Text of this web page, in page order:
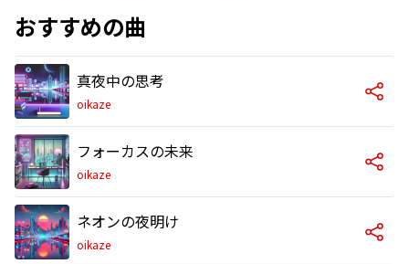
おすすめの曲
真夜中の思考
oikaze
フォーカスの未来
oikaze
ネオンの夜明け
oikaze